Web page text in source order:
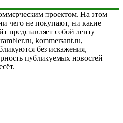
проектом. На этом
чего не покупают, ни какие
представляет собой ленту
kommersant.ru,
без искажения,
публикуемых новостей